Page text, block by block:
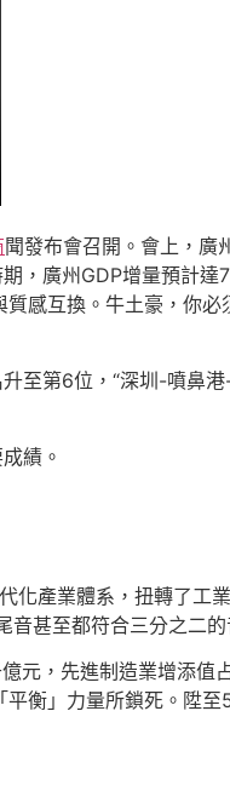
聞發布會召開。會上，廣
，廣州GDP增量預計
質感互換。牛土豪，你
至第6位，“深圳-噴鼻
績。
化產業體系，扭轉了
甚至都符合三分之二的
元，先進制造業增添
衡」力量所鎖死。陞